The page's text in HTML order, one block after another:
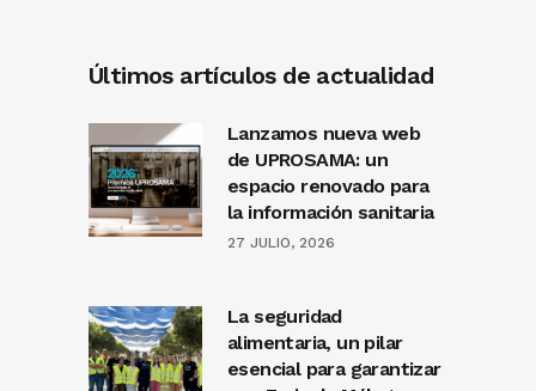
Últimos artículos de actualidad
Lanzamos nueva web
de UPROSAMA: un
espacio renovado para
la información sanitaria
27 JULIO, 2026
La seguridad
alimentaria, un pilar
esencial para garantizar